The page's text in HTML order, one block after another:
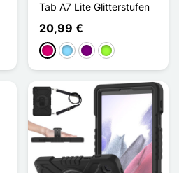
Tab A7 Lite Glitterstufen
20,99 €
Magenta
HellblauViolettApfelgrün